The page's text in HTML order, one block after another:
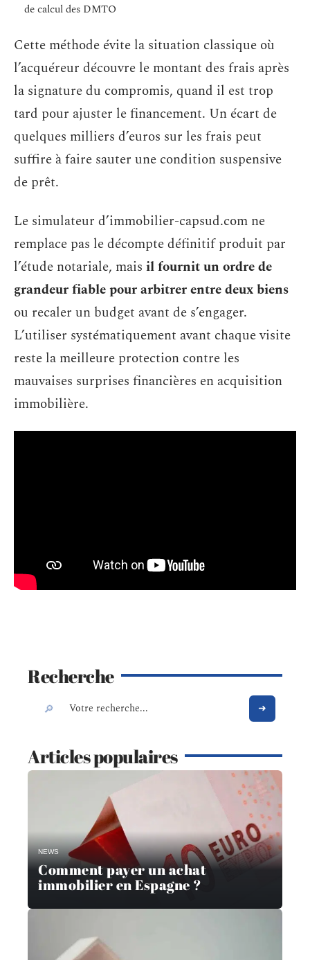
de calcul des DMTO
Cette méthode évite la situation classique où
l’acquéreur découvre le montant des frais après
la signature du compromis, quand il est trop
tard pour ajuster le financement. Un écart de
quelques milliers d’euros sur les frais peut
suffire à faire sauter une condition suspensive
de prêt.
Le simulateur d’immobilier-capsud.com ne
remplace pas le décompte définitif produit par
l’étude notariale, mais il fournit un ordre de
grandeur fiable pour arbitrer entre deux biens
ou recaler un budget avant de s’engager.
L’utiliser systématiquement avant chaque visite
reste la meilleure protection contre les
mauvaises surprises financières en acquisition
immobilière.
Recherche
Articles populaires
NEWS
Comment payer un achat
immobilier en Espagne ?